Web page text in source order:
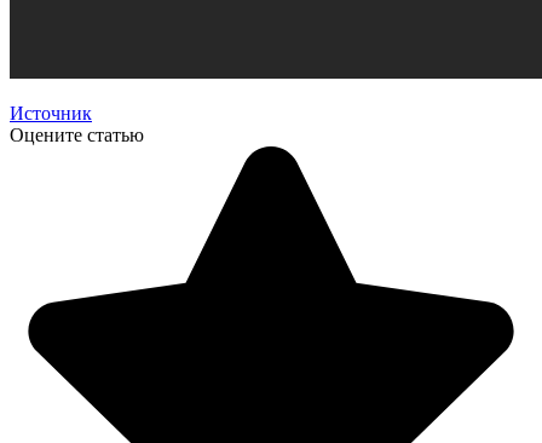
Источник
Оцените статью